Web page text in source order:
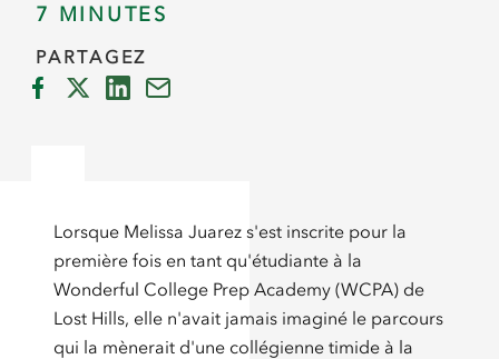
7 MINUTES
PARTAGEZ
Lorsque Melissa Juarez s'est inscrite pour la
première fois en tant qu'étudiante à la
Wonderful College Prep Academy (WCPA) de
Lost Hills, elle n'avait jamais imaginé le parcours
qui la mènerait d'une collégienne timide à la